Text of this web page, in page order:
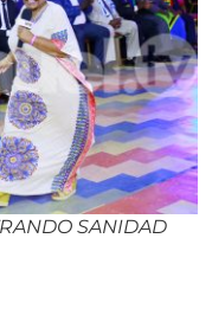
SANIDAD